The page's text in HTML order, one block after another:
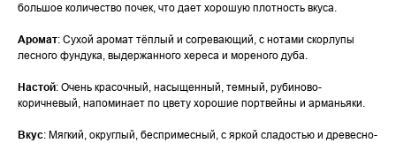
большое количество почек, что дает хорошую плотность вкуса.
Аромат: Сухой аромат тёплый и согревающий, с нотами скорлупы
лесного фундука, выдержанного хереса и мореного дуба.
Настой: Очень красочный, насыщенный, темный, рубиново-
коричневый, напоминает по цвету хорошие портвейны и арманьяки.
Вкус: Мягкий, округлый, беспримесный, с яркой сладостью и древесно-